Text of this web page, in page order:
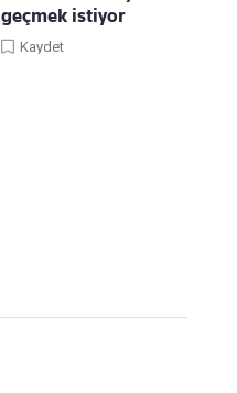
geçmek istiyor
Kaydet